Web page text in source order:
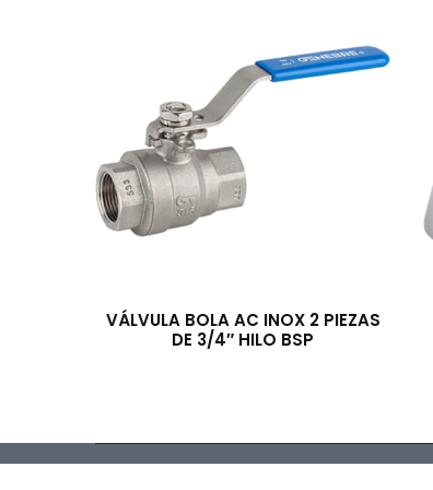
VÁLVULA BOLA AC INOX 2 PIEZAS
DE 3/4″ HILO BSP